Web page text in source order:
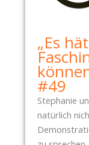
„Es
#49
Stephanie
natürlich